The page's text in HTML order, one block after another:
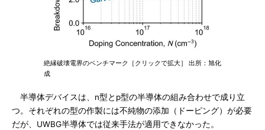
絶縁破壊電界のベンチマーク［クリックで拡大］ 出所：旭化
成
半導体デバイスは、n型とp型の半導体の組み合わせで成り立
つ。それぞれの型の作製には不純物の添加（ドーピング）が必要
だが、UWBG半導体では従来手法が適用できなかった。